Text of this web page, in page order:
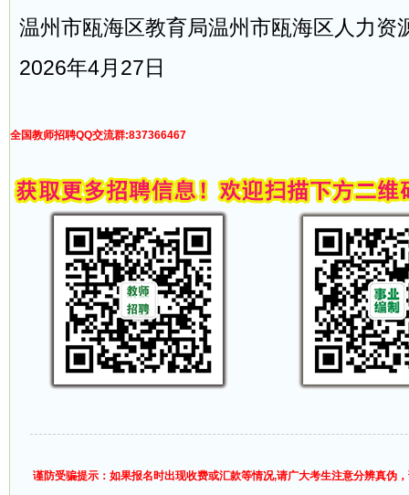
温州市瓯海区教育局温州市瓯海区人力资
2026年4月27日
全国教师招聘QQ交流群:837366467
谨防受骗提示：如果报名时出现收费或汇款等情况,请广大考生注意分辨真伪